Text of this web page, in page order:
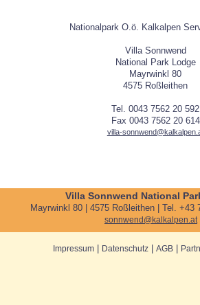
Nationalpark O.ö. Kalkalpen
Villa Sonnwend
National Park Lodge
Mayrwinkl 80
4575 Roßleithen
Tel. 0043 7562 20 592
Fax 0043 7562 20 614
villa-
Villa Sonnwend National
Mayrwinkl 80 | 4575 Roßleithen | Tel. +43
sonnwend@kalkalpen.at
Impressum| Datenschutz| AGB|